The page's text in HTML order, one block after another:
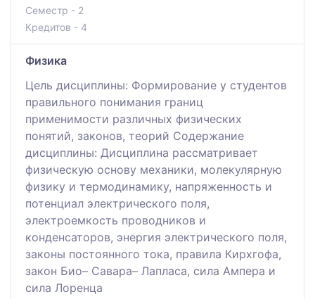
Семестр - 2
Кредитов - 4
Физика
Цель дисциплины: Формирование у студентов
правильного понимания границ
применимости различных физических
понятий, законов, теорий Содержание
дисциплины: Дисциплина рассматривает
физическую основу механики, молекулярную
физику и термодинамику, напряженность и
потенциал электрического поля,
электроемкость проводников и
конденсаторов, энергия электрического поля,
законы постоянного тока, правила Кирхгофа,
закон Био– Савара– Лапласа, сила Ампера и
сила Лоренца